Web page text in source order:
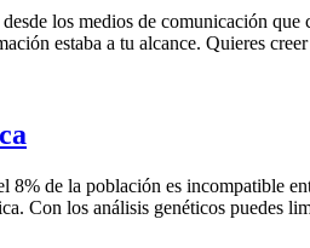
los medios de comunicación
estaba a tu alcance. Quieres
de la población es incompatible
Con los análisis genéticos puedes